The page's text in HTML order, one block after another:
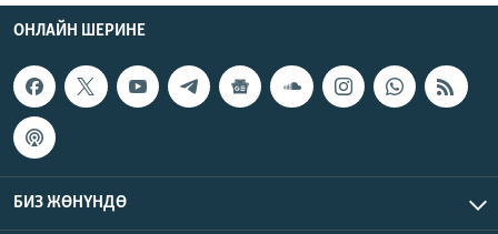
ОНЛАЙН ШЕРИНЕ
БИЗ ЖӨНҮНДӨ